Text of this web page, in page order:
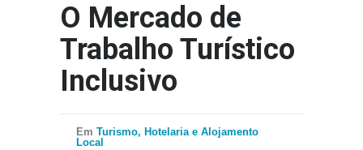
O Mercado de
Trabalho Turístico
Inclusivo
Em Turismo, Hotelaria e Alojamento
Local